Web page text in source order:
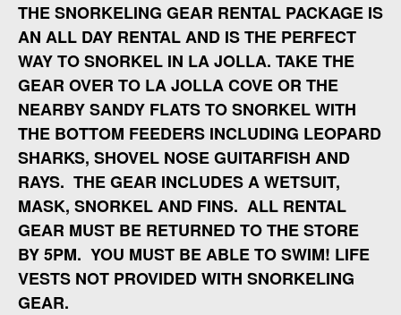
THE SNORKELING GEAR RENTAL PACKAGE IS
AN ALL DAY RENTAL AND IS THE PERFECT
WAY TO SNORKEL IN LA JOLLA. TAKE THE
GEAR OVER TO LA JOLLA COVE OR THE
NEARBY SANDY FLATS TO SNORKEL WITH
THE BOTTOM FEEDERS INCLUDING LEOPARD
SHARKS, SHOVEL NOSE GUITARFISH AND
RAYS. THE GEAR INCLUDES A WETSUIT,
MASK, SNORKEL AND FINS. ALL RENTAL
GEAR MUST BE RETURNED TO THE STORE
BY 5PM. YOU MUST BE ABLE TO SWIM! LIFE
VESTS NOT PROVIDED WITH SNORKELING
GEAR.